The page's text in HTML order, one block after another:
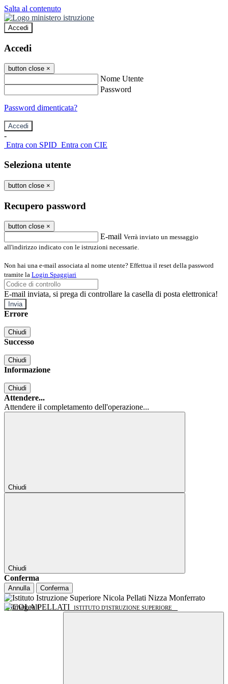
Salta al contenuto
Accedi
Accedi
button close ×
Nome Utente
Password
Password dimenticata?
-
Entra con SPID Entra con CIE
Seleziona utente
button close ×
Recupero password
button close ×
E-mail Verrà inviato un messaggio
all'indirizzo indicato con le istruzioni necessarie.
Non hai una e-mail associata al nome utente? Effettua il reset della password
tramite la Login Spaggiari
E-mail inviata, si prega di controllare la casella di posta elettronica!
Errore
Chiudi
Successo
Chiudi
Informazione
Chiudi
Attendere...
Attendere il completamento dell'operazione...
Chiudi
Chiudi
Conferma
Annulla Conferma
NICOLA PELLATI ISTITUTO D'ISTRUZIONE SUPERIORE